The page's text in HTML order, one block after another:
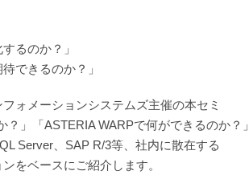
るのか？」
できるのか？」
ォメーションシステムズ主催の本セミ
」「ASTERIA WARPで何ができるのか？」
Server、SAP R/3等、社内に散在する
をベースにご紹介します。